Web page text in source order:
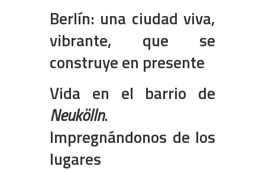
Berlín: una ciudad viva,
vibrante, que se
construye en presente
Vida en el barrio de
Neukölln.
Impregnándonos de los
lugares